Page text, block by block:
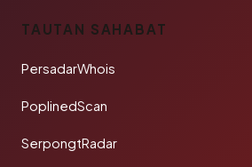
TAUTAN SAHABAT
PersadarWhois
PoplinedScan
SerpongtRadar